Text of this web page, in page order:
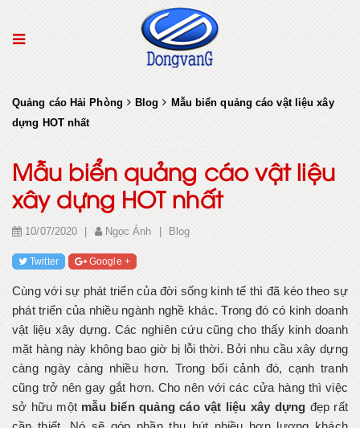
Quảng cáo Hải Phòng Blog
Mẫu biển quảng cáo vật liệu xây
dựng HOT nhất
Mẫu biển quảng cáo vật liệu
xây dựng HOT nhất
10/07/2020 Ngọc Ánh Blog
Twitter Google +
Cùng với sự phát triển của đời sống kinh tế thì đã kéo theo sự
phát triển của nhiều ngành nghề khác. Trong đó có kinh doanh
vật liệu xây dựng. Các nghiên cứu cũng cho thấy kinh doanh
mặt hàng này không bao giờ bị lỗi thời. Bởi nhu cầu xây dựng
càng ngày càng nhiều hơn. Trong bối cảnh đó, cạnh tranh
cũng trở nên gay gắt hơn. Cho nên với các cửa hàng thì việc
sở hữu một mẫu biển quảng cáo vật liệu xây dựng đẹp rất